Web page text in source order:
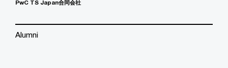
PwC TS Japan合同会社
Alumni